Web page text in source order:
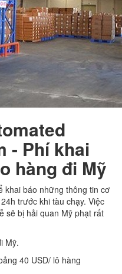
- Phí khai
hàng đi Mỹ
khai báo những thông tin cơ
trước khi tàu chạy. Việc
sẽ bị hải quan Mỹ phạt rất
Mỹ.
40 USD/ lô hàng